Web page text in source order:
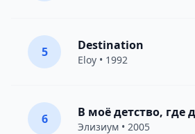
5 Destination
Eloy • 1992
6 В моё детство, где
Элизиум • 2005